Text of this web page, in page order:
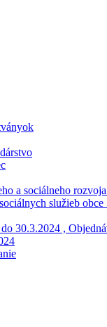
a sociálneho
služieb obce
30.3.2024 ,